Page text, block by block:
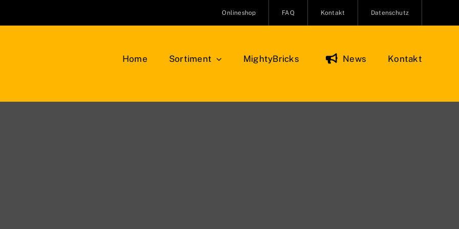
Onlineshop FAQ Kontakt Datenschutz
Home Sortiment MightyBricks News Kontakt